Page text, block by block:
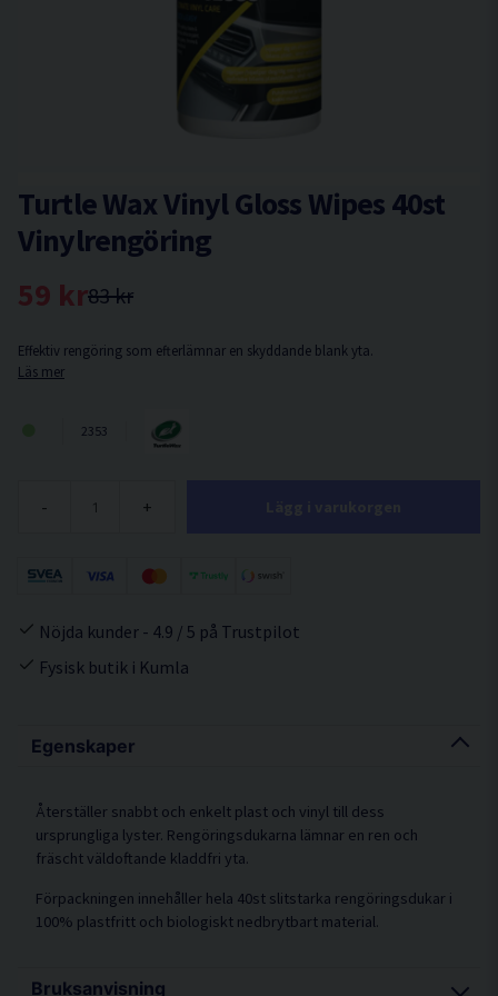
Egenskaper
Återställer snabbt och enkelt plast och vinyl till dess
ursprungliga lyster. Rengöringsdukarna lämnar en ren och
fräscht väldoftande kladdfri yta.
Förpackningen innehåller hela 40st slitstarka rengöringsdukar i
100% plastfritt och biologiskt nedbrytbart material.
Bruksanvisning
Turtle Wax Vinyl Gloss Wipes 40st
Vinylrengöring
83 kr
59 kr
Effektiv rengöring som efterlämnar en skyddande blank yta.
Läs mer
2353
- +
Nöjda kunder - 4.9 / 5 på Trustpilot
Fysisk butik i Kumla